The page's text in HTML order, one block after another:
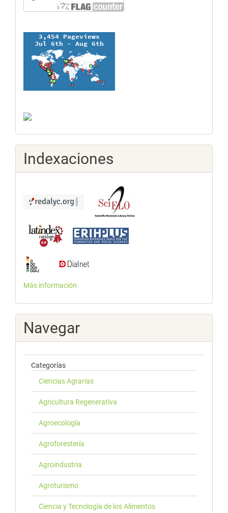
Indexaciones
Más información
Navegar
Categorías
Ciencias Agrarias
Agricultura Regenerativa
Agroecología
Agroforestería
Agroindustria
Agroturismo
Ciencia y Tecnología de los Alimentos